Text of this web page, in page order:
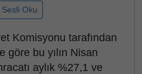
Sesli Oku
Komisyonu tarafından
göre bu yılın Nisan
aylık %27,1 ve